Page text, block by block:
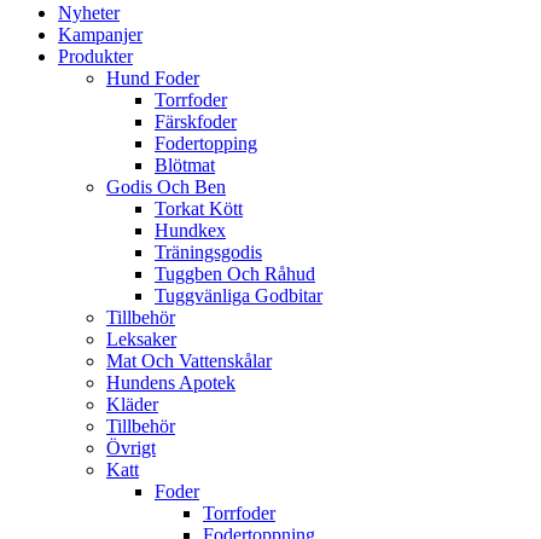
Nyheter
Kampanjer
Produkter
Hund Foder
Torrfoder
Färskfoder
Fodertopping
Blötmat
Godis Och Ben
Torkat Kött
Hundkex
Träningsgodis
Tuggben Och Råhud
Tuggvänliga Godbitar
Tillbehör
Leksaker
Mat Och Vattenskålar
Hundens Apotek
Kläder
Tillbehör
Övrigt
Katt
Foder
Torrfoder
Fodertoppning